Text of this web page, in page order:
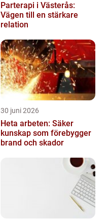
Parterapi i Västerås:
Vägen till en stärkare
relation
30 juni 2026
Heta arbeten: Säker
kunskap som förebygger
brand och skador